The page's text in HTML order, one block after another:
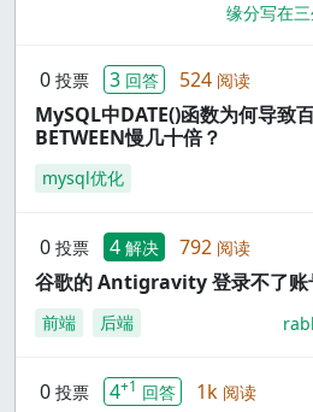
缘分写在
0 投票 3 回答 524 阅读
MySQL中DATE()函数为何导致
BETWEEN慢几十倍？
mysql优化
0 投票 4 解决 792 阅读
谷歌的 Antigravity 登录不了账
前端 后端
0 投票 4+1 回答 1k 阅读